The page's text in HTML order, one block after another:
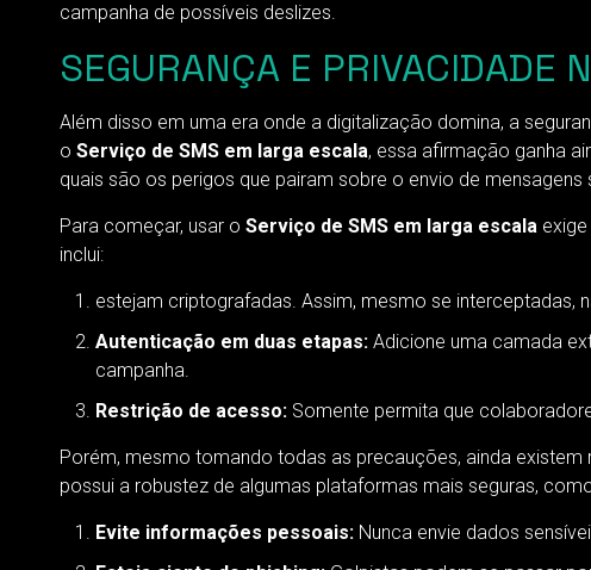
campanha de possíveis deslizes.
SEGURANÇA E PRIVACIDADE
Além disso em uma era onde a digitalização domina, a
o Serviço de SMS em larga escala, essa afirmação ganha
quais são os perigos que pairam sobre o envio de
Para começar, usar o Serviço de SMS em larga escalaexige
inclui:
estejam criptografadas. Assim, mesmo se
Autenticação em duas etapas:Adicione uma camada
campanha.
Restrição de acesso:Somente permita que
Porém, mesmo tomando todas as precauções, ainda
possui a robustez de algumas plataformas mais seguras,
Evite informações pessoais:Nunca envie dados